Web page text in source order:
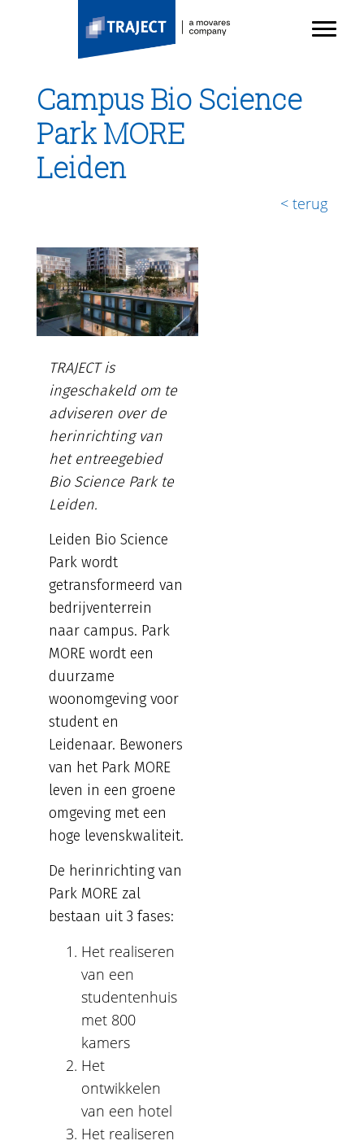
inhoud
Campus Bio Science
Park MORE
Leiden
< terug
TRAJECT is
ingeschakeld om te
adviseren over de
herinrichting van
het entreegebied
Bio Science Park te
Leiden.
Leiden Bio Science
Park wordt
getransformeerd van
bedrijventerrein
naar campus. Park
MORE wordt een
duurzame
woonomgeving voor
student en
Leidenaar. Bewoners
van het Park MORE
leven in een groene
omgeving met een
hoge levenskwaliteit.
De herinrichting van
Park MORE zal
bestaan uit 3 fases:
Het realiseren
van een
studentenhuis
met 800
kamers
Het
ontwikkelen
van een hotel
Het realiseren